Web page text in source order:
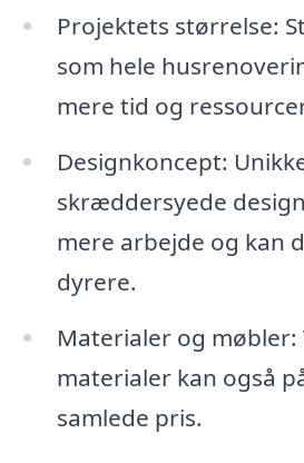
Projektets størrelse:
som hele
mere tid og
Designkoncept:
skræddersyede
mere arbejde og kan
dyrere.
Materialer og møbler:
materialer kan også
samlede pris.